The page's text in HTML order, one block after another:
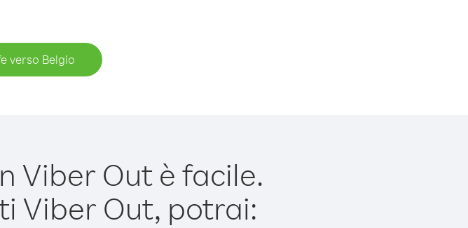
verso Belgio
Viber Out è facile.
Viber Out, potrai: